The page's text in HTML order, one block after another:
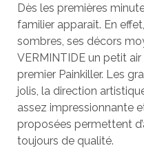
Dès les premières
familier apparaît. En
sombres, ses décors
VERMINTIDE un petit
premier Painkiller. Les
jolis, la direction
assez impressionnante
proposées permettent
toujours de qualité.